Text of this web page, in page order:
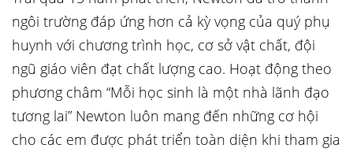
ngôi trường đáp ứng hơn cả kỳ vọng của quý phụ
huynh với chương trình học, cơ sở vật chất, đội
ngũ giáo viên đạt chất lượng cao. Hoạt động theo
phương châm “Mỗi học sinh là một nhà lãnh đạo
tương lai” Newton luôn mang đến những cơ hội
cho các em được phát triển toàn diện khi tham gia